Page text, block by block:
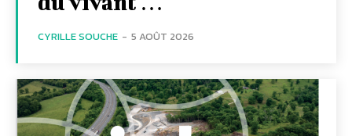
CYRILLE SOUCHE - 5 AOÛT 2026